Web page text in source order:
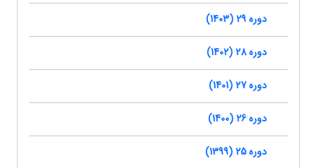
دوره 29 (1403)
دوره 28 (1402)
دوره 27 (1401)
دوره 26 (1400)
دوره 25 (1399)